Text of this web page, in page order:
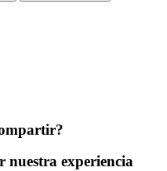
nuestra experiencia